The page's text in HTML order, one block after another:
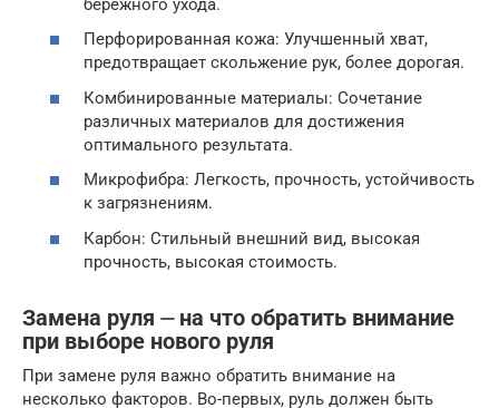
бережного ухода.
Перфорированная кожа: Улучшенный хват,
предотвращает скольжение рук, более дорогая.
Комбинированные материалы: Сочетание
различных материалов для достижения
оптимального результата.
Микрофибра: Легкость, прочность, устойчивость
к загрязнениям.
Карбон: Стильный внешний вид, высокая
прочность, высокая стоимость.
Замена руля ⏤ на что обратить внимание
при выборе нового руля
При замене руля важно обратить внимание на
несколько факторов. Во-первых, руль должен быть